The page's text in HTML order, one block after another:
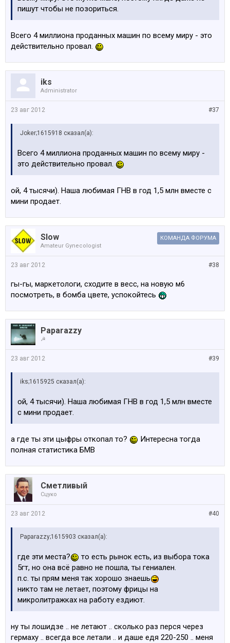
пишут чтобы не позориться.
Всего 4 миллиона проданных машин по всему миру - это
действительно провал.
iks
Administrator
#37
23 авг 2012
Joker;1615918 сказал(а):
Всего 4 миллиона проданных машин по всему миру -
это действительно провал.
ой, 4 тысячи). Наша любимая ГНВ в год 1,5 млн вместе с
мини продает.
Slow
Amateur Gynecologist
КОМАНДА ФОРУМА
#38
23 авг 2012
гы-гы, маркетологи, сходите в весс, на новую м6
посмотреть, в бомба цвете, успокойтесь
Paparazzy
☭
#39
23 авг 2012
iks;1615925 сказал(а):
ой, 4 тысячи). Наша любимая ГНВ в год 1,5 млн вместе
с мини продает.
а где ты эти цыфры откопал то?
Интересна тогда
полная статистика БМВ
Сметливый
Сцуко
#40
23 авг 2012
Paparazzy;1615903 сказал(а):
где эти места?
то есть рынок есть, из выбора тока
5гт, но она всё равно не пошла, ты гениален.
п.с. ты прям меня так хорошо знаешь
никто там не летает, поэтому фрицы на
микролитражках на работу ездиют.
ну ты лошидзе .. не летают .. сколько раз перся через
гермаху .. всегда все летали .. и даше едя 220-250 .. меня